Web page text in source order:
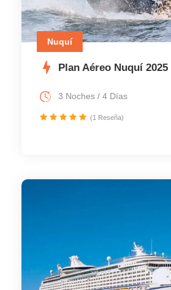
Nuquí
Plan Aéreo Nuquí 2025
3 Noches / 4 Días
(1 Reseña)